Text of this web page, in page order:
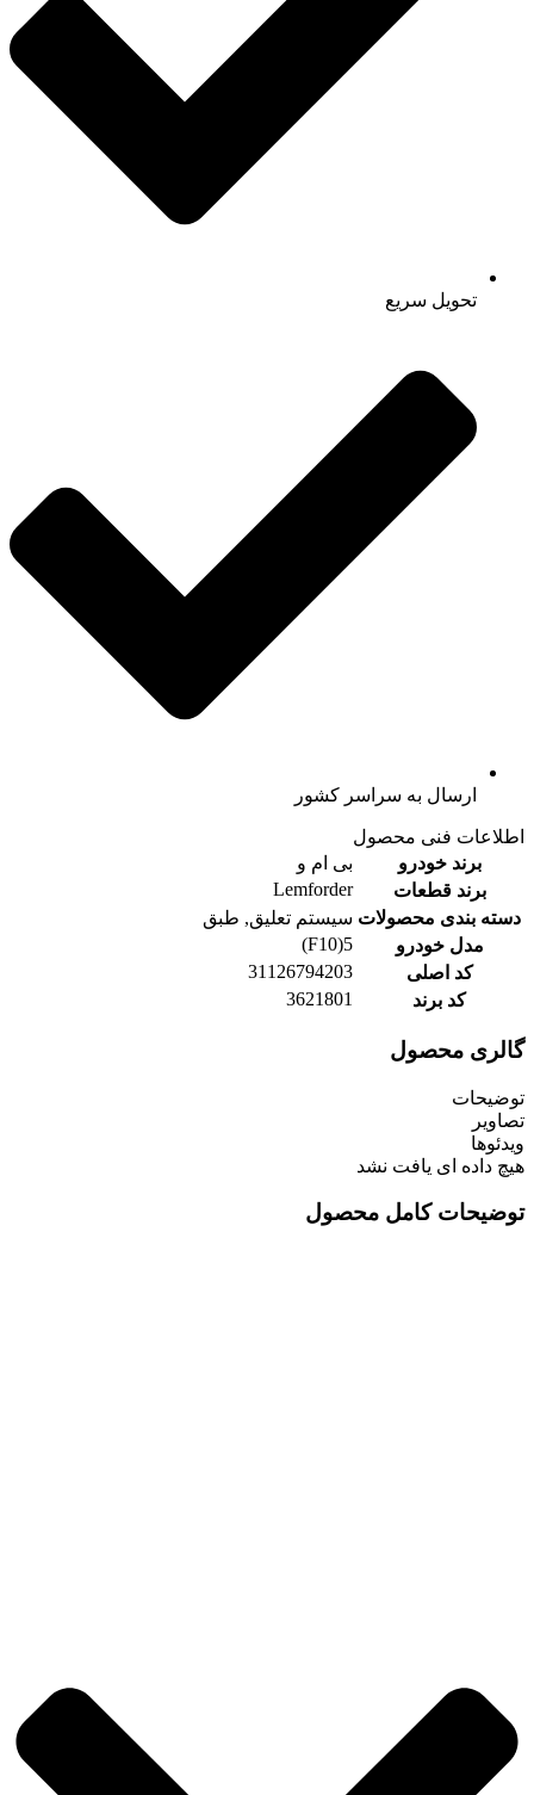
تحویل سریع
ارسال به سراسر کشور
اطلاعات فنی محصول
برند خودرو
بی ام و
برند قطعات
Lemforder
دسته بندی محصولات سیستم تعلیق, طبق
مدل خودرو
5(F10)
کد اصلی
31126794203
کد برند
3621801
گالری محصول
توضیحات
تصاویر
ویدئوها
هیچ داده ای یافت نشد
توضیحات کامل محصول